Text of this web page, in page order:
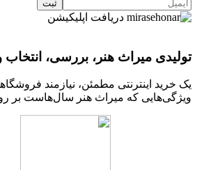
دریافت اپلیکیشن
تولیدی میراث هنر، بررسی، انتخاب
یک خرید اینترنتی مطمئن، نیازمند
ویژگی‌هایی که میراث هنر سال‌هاست بر